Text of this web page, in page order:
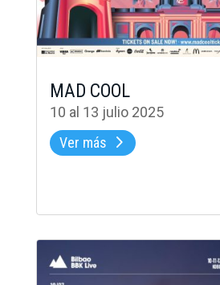
MAD COOL
10 al 13 julio 2025
Ver más